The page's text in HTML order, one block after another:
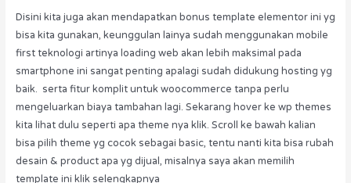
Disini kita juga akan mendapatkan bonus template elementor ini yg
bisa kita gunakan, keunggulan lainya sudah menggunakan mobile
first teknologi artinya loading web akan lebih maksimal pada
smartphone ini sangat penting apalagi sudah didukung hosting yg
baik. serta fitur komplit untuk woocommerce tanpa perlu
mengeluarkan biaya tambahan lagi. Sekarang hover ke wp themes
kita lihat dulu seperti apa theme nya klik. Scroll ke bawah kalian
bisa pilih theme yg cocok sebagai basic, tentu nanti kita bisa rubah
desain & product apa yg dijual, misalnya saya akan memilih
template ini klik selengkapnya